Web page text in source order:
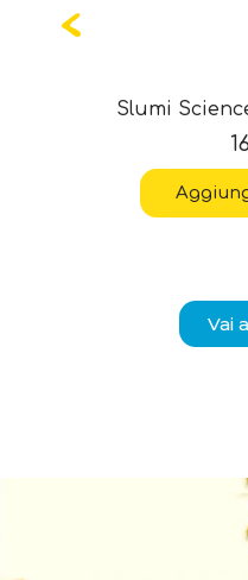
Stitch Colouring
Vai